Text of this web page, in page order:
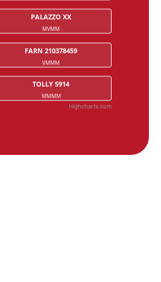
PALAZZO XX
MVMM
FARN 210378459
VMMM
TOLLY 5914
MMMM
Highcharts.com